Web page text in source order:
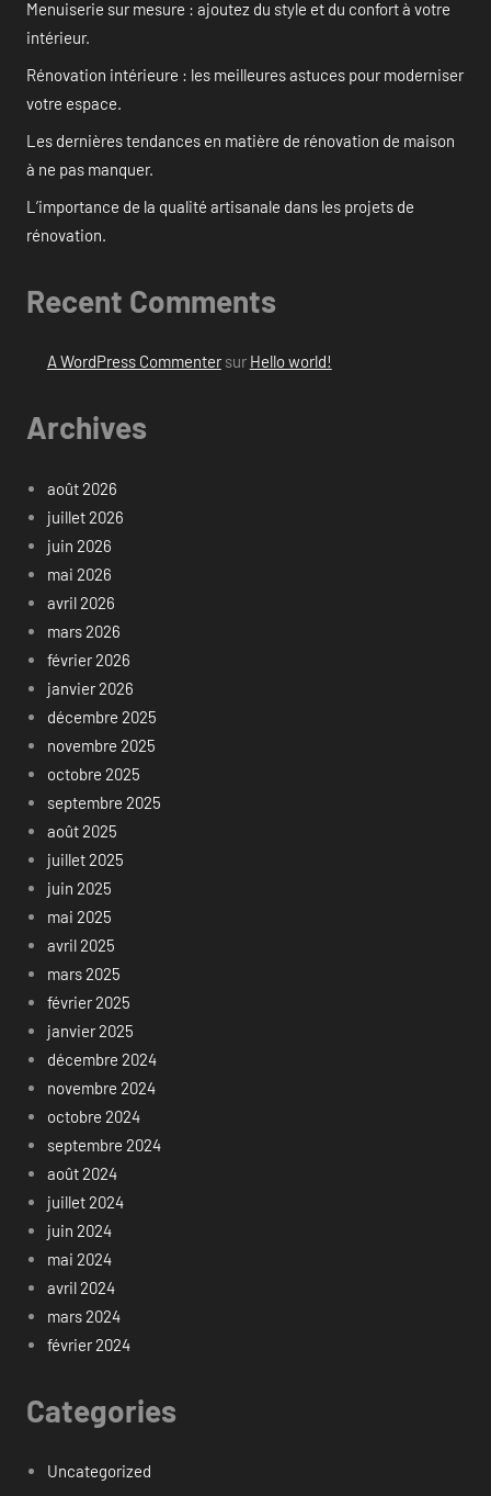
Menuiserie sur mesure : ajoutez du style et du confort à votre
intérieur.
Rénovation intérieure : les meilleures astuces pour moderniser
votre espace.
Les dernières tendances en matière de rénovation de maison
à ne pas manquer.
L’importance de la qualité artisanale dans les projets de
rénovation.
Recent Comments
A WordPress Commentersur Hello world!
Archives
août 2026
juillet 2026
juin 2026
mai 2026
avril 2026
mars 2026
février 2026
janvier 2026
décembre 2025
novembre 2025
octobre 2025
septembre 2025
août 2025
juillet 2025
juin 2025
mai 2025
avril 2025
mars 2025
février 2025
janvier 2025
décembre 2024
novembre 2024
octobre 2024
septembre 2024
août 2024
juillet 2024
juin 2024
mai 2024
avril 2024
mars 2024
février 2024
Categories
Uncategorized